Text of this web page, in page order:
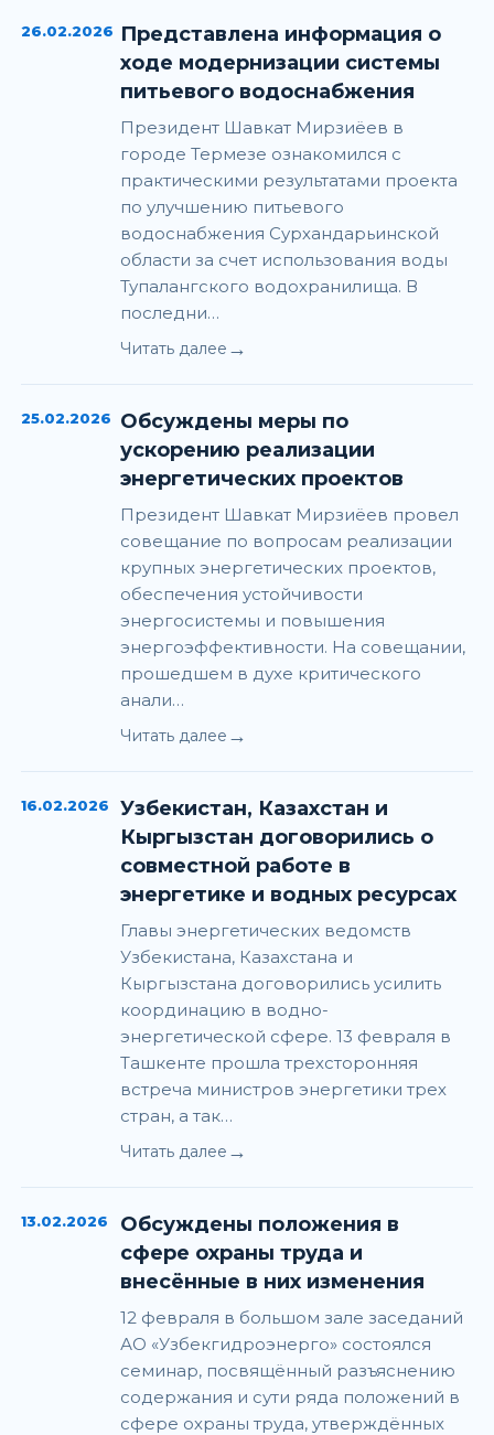
26.02.2026 Представлена информация о
ходе модернизации системы
питьевого водоснабжения
Президент Шавкат Мирзиёев в
городе Термезе ознакомился с
практическими результатами проекта
по улучшению питьевого
водоснабжения Сурхандарьинской
области за счет использования воды
Тупалангского водохранилища. В
последни…
Читать далее →
25.02.2026
Обсуждены меры по
ускорению реализации
энергетических проектов
Президент Шавкат Мирзиёев провел
совещание по вопросам реализации
крупных энергетических проектов,
обеспечения устойчивости
энергосистемы и повышения
энергоэффективности. На совещании,
прошедшем в духе критического
анали…
Читать далее →
16.02.2026
Узбекистан, Казахстан и
Кыргызстан договорились о
совместной работе в
энергетике и водных ресурсах
Главы энергетических ведомств
Узбекистана, Казахстана и
Кыргызстана договорились усилить
координацию в водно-
энергетической сфере. 13 февраля в
Ташкенте прошла трехсторонняя
встреча министров энергетики трех
стран, а так…
Читать далее →
13.02.2026
Обсуждены положения в
сфере охраны труда и
внесённые в них изменения
12 февраля в большом зале заседаний
АО «Узбекгидроэнерго» состоялся
семинар, посвящённый разъяснению
содержания и сути ряда положений в
сфере охраны труда, утверждённых